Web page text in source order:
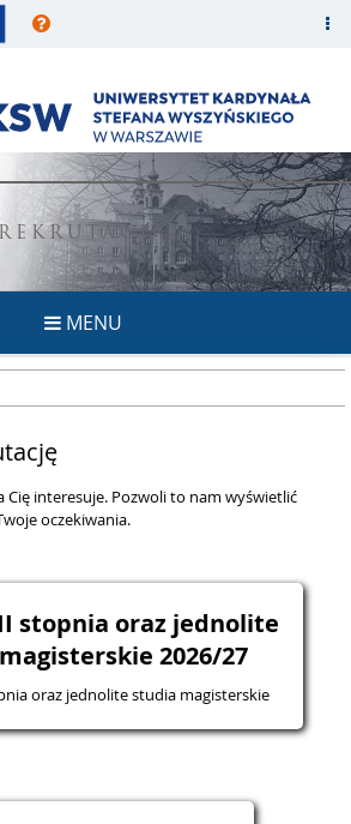
REKRUTACJA
MENU
interesuje. Pozwoli to nam wyświetlić
oczekiwania.
stopnia oraz jednolite
2026/27
oraz jednolite studia magisterskie